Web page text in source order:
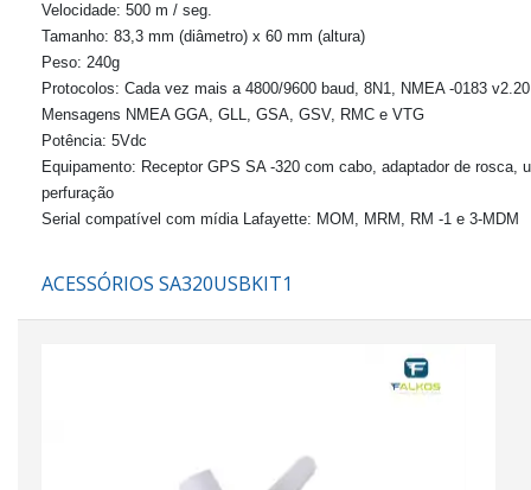
Velocidade: 500 m / seg.
Tamanho: 83,3 mm (diâmetro) x 60 mm (altura)
Peso: 240g
Protocolos: Cada vez mais a 4800/9600 baud, 8N1, NMEA -0183
Mensagens NMEA GGA, GLL, GSA, GSV, RMC e VTG
Potência: 5Vdc
Equipamento: Receptor GPS SA -320 com cabo, adaptador de rosca,
perfuração
Serial compatível com mídia Lafayette: MOM, MRM, RM -1 e 3-MDM
ACESSÓRIOS SA320USBKIT1